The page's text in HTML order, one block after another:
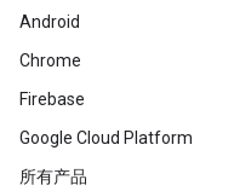
Android
Chrome
Firebase
Google Cloud Platform
所有产品